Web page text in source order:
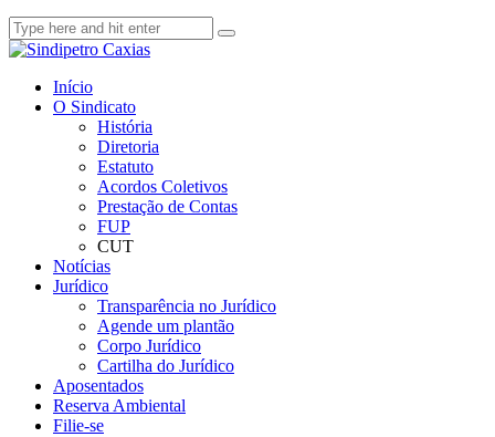
Início
O Sindicato
História
Diretoria
Estatuto
Acordos Coletivos
Prestação de Contas
FUP
CUT
Notícias
Jurídico
Transparência no Jurídico
Agende um plantão
Corpo Jurídico
Cartilha do Jurídico
Aposentados
Reserva Ambiental
Filie-se